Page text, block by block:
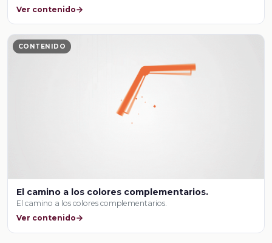
Ver contenido
CONTENIDO
El camino a los colores complementarios.
El camino a los colores complementarios.
Ver contenido